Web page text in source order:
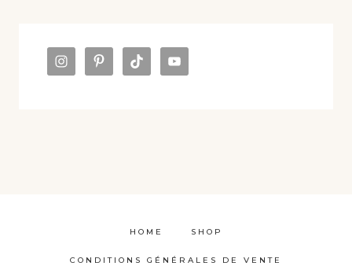
HOME SHOP
CONDITIONS GÉNÉRALES DE VENTE